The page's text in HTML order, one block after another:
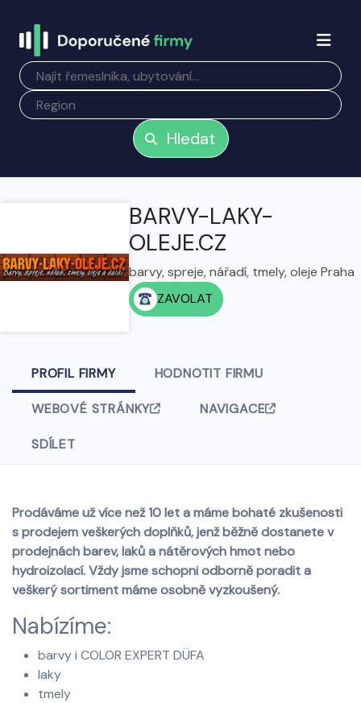
Hledat
BARVY-LAKY-
OLEJE.CZ
barvy, spreje, nářadí, tmely, oleje Praha
ZAVOLAT
PROFIL FIRMY HODNOTIT FIRMU
WEBOVÉ STRÁNKY NAVIGACE
SDÍLET
Prodáváme už více než 10 let a máme bohaté zkušenosti
s prodejem veškerých doplňků, jenž běžně dostanete v
prodejnách barev, laků a nátěrových hmot nebo
hydroizolací. Vždy jsme schopni odborně poradit a
veškerý sortiment máme osobně vyzkoušený.
Nabízíme:
barvy i COLOR EXPERT DÜFA
laky
tmely